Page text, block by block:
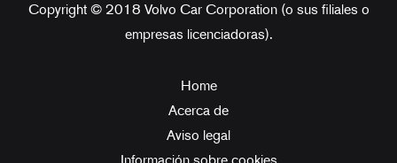
Copyright © 2018 Volvo Car Corporation (o sus filiales o
empresas licenciadoras).
Home
Acerca de
Aviso legal